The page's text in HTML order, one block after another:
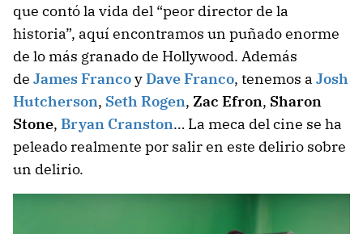
que contó la vida del “peor director de la
historia”, aquí encontramos un puñado enorme
de lo más granado de Hollywood. Además
de James FrancoyDave Franco, tenemos a Josh
Hutcherson, Seth Rogen, Zac Efron, Sharon
Stone, Bryan Cranston… La meca del cine se ha
peleado realmente por salir en este delirio sobre
un delirio.